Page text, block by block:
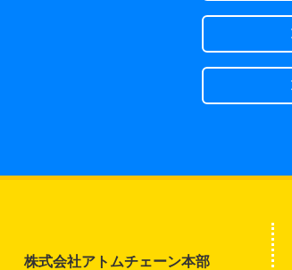
株式会社アトムチェーン本部